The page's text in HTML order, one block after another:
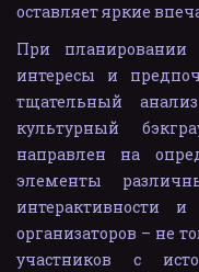
оставляет яркие
При
интересы и
тщательный
культурный
направлен на
элементы
интерактивности и
организаторов – не
участников с